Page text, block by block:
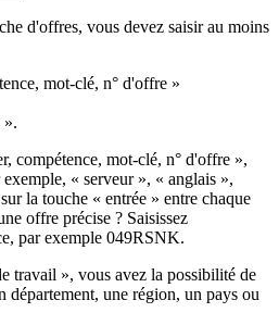
d'offres, vous devez saisir au moins
mot-clé, n° d'offre »
».
compétence, mot-clé, n° d'offre »,
« serveur », « anglais »,
la touche « entrée » entre chaque
offre précise ? Saisissez
par exemple 049RSNK.
travail », vous avez la possibilité de
département, une région, un pays ou